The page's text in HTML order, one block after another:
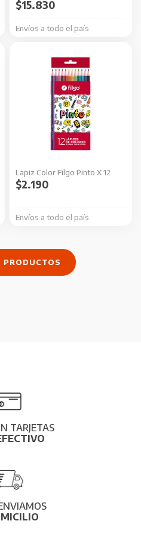
Envíos a todo el país
$15.830
la
Lapiz Color Filgo Pinto X 12
Envíos a todo el país
$2.190
PRODUCTOS
TARJETAS